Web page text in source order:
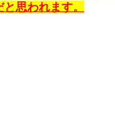
思われます。